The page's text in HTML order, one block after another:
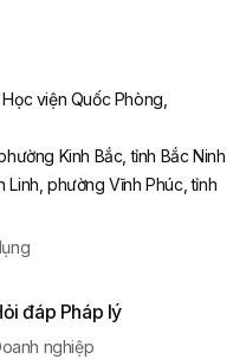
viện Quốc Phòng,
Kinh Bắc, tỉnh Bắc Ninh
Linh, phường Vĩnh Phúc, tỉnh
đáp Pháp lý
nghiệp